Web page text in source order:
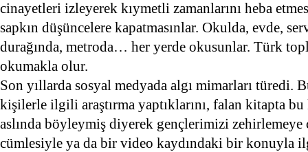
cinayetleri izleyerek kıymetli zamanlarını heba
sapkın düşüncelere kapatmasınlar. Okulda, evde,
durağında, metroda… her yerde okusunlar. Türk
okumakla olur.
Son yıllarda sosyal medyada algı mimarları türedi.
kişilerle ilgili araştırma yaptıklarını, falan kitapta
aslında böyleymiş diyerek gençlerimizi zehirlemeye
cümlesiyle ya da bir video kaydındaki bir konuyla